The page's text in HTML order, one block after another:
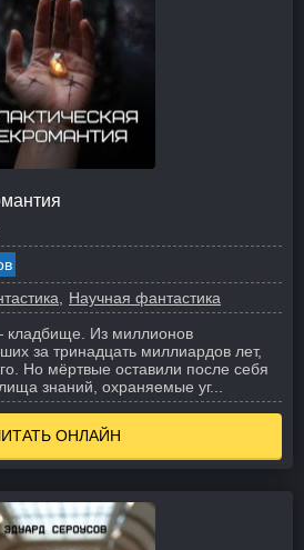
Научная фантастика
кладбище. Из миллионов
за тринадцать миллиардов лет,
Но мёртвые оставили после себя
знаний, охраняемые уг...
ОНЛАЙН